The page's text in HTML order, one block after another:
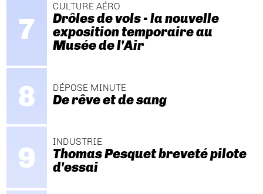
CULTURE AÉRO
Drôles de vols - la nouvelle
exposition temporaire au
Musée de l'Air
DÉPOSE MINUTE
De rêve et de sang
INDUSTRIE
Thomas Pesquet breveté pilote
d'essai